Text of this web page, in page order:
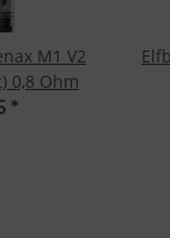
M1 V2
0,8 Ohm
*